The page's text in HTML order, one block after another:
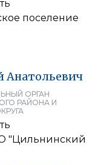
поселение
Анатольевич
ОРГАН
РАЙОНА И
"Цильнинский